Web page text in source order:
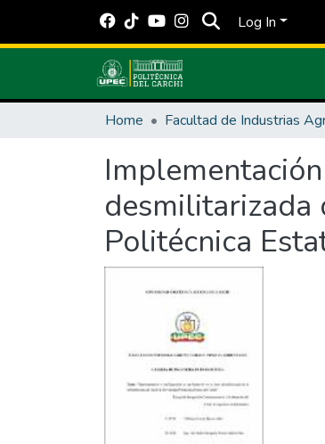
Log In
Home
desmilitarizada
Politécnica